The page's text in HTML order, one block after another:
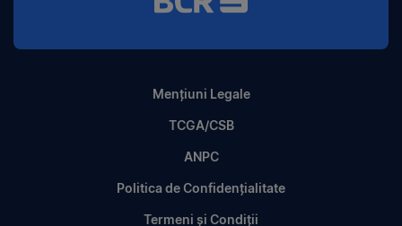
Mențiuni Legale
TCGA/CSB
ANPC
Politica de Confidențialitate
Termeni și Condiții